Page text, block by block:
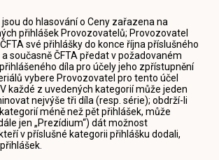
do hlasování o Ceny zařazena na
přihlášek Provozovatelů; Provozovatel
své přihlášky do konce října příslušného
současně ČFTA předat v požadovaném
díla pro účely jeho zpřístupnění
vybere Provozovatel pro tento účel
každé z uvedených kategorií může jeden
nejvýše tři díla (resp. série); obdrží-li
méně než pět přihlášek, může
jen „Prezídium“) dát možnost
v příslušné kategorii přihlášku dodali,